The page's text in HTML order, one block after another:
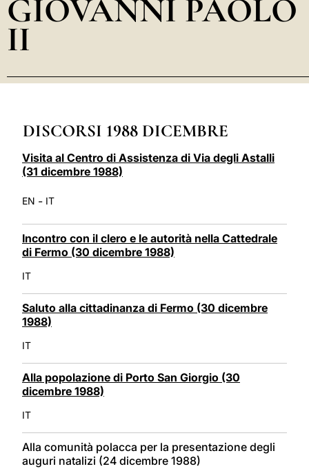
POLSKI
GIOVANNI PAOLO
II
DISCORSI 1988 DICEMBRE
Visita al Centro di Assistenza di Via degli Astalli
(31 dicembre 1988)
EN - IT
Incontro con il clero e le autorità nella Cattedrale
di Fermo (30 dicembre 1988)
IT
Saluto alla cittadinanza di Fermo (30 dicembre
1988)
IT
Alla popolazione di Porto San Giorgio (30
dicembre 1988)
IT
Alla comunità polacca per la presentazione degli
auguri natalizi (24 dicembre 1988)